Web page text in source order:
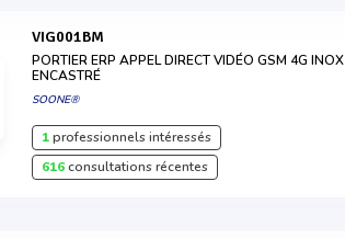
VIG001BM
PORTIER ERP APPEL DIRECT VIDÉO GSM 4G INOX
ENCASTRÉ
SOONE®
1professionnels intéressés
616consultations récentes